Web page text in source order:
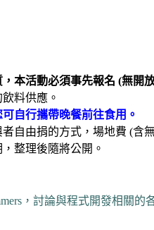
本活動必須事先報名 (無開
料供應。
可自行攜帶晚餐前往食用。
自由捐的方式，場地費 (含
整理後隨將公開。
，討論與程式開發相關的